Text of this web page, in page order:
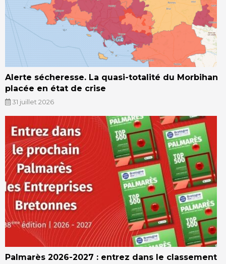
Alerte sécheresse. La quasi-totalité du Morbihan
placée en état de crise
31 juillet 2026
Palmarès 2026-2027 : entrez dans le classement